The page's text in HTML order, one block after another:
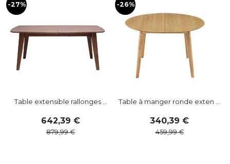
-27%
Table extensible rallonges ...
642,39
879,99
-26%
Table à manger ronde exten ...
340,39
459,99